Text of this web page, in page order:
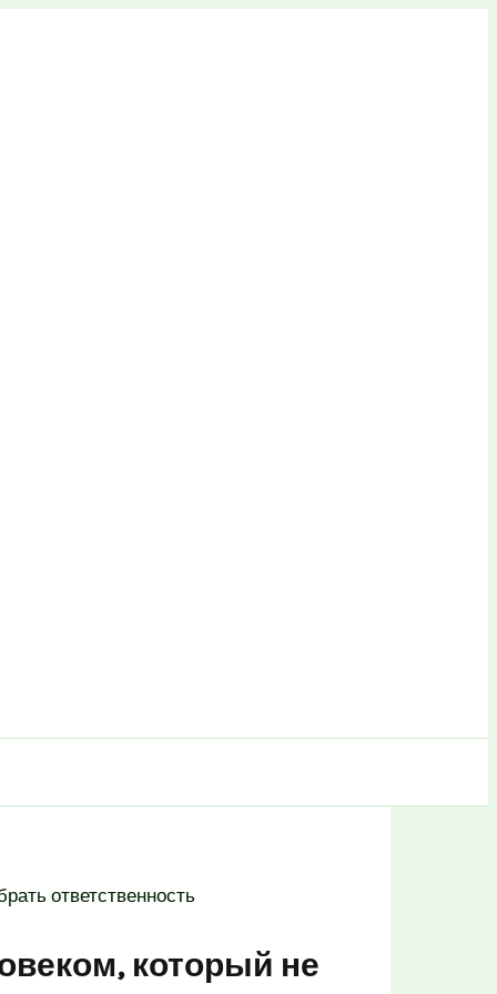
ответственность
который не